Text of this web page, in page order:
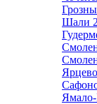
Шали 2
Ярцево